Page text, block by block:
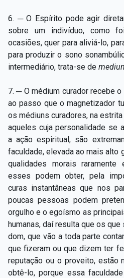
6. ─ O Espírito pode agir
sobre um indivíduo, como
ocasiões, quer para aliviá-lo,
para produzir o sono
intermediário, trata-se de
7. ─ O médium curador recebe
ao passo que o magnetizador
os médiuns curadores, na
aqueles cuja personalidade se
a ação espiritual, são
faculdade, elevada ao mais alto
qualidades morais raramente
esses podem obter, pela
curas instantâneas que nos
poucas pessoas podem
orgulho e o egoísmo as
humanas, daí resulta que os
dom, que vão a toda parte
que fizeram ou que dizem ter
reputação ou o proveito, estão
obtê-lo, porque essa